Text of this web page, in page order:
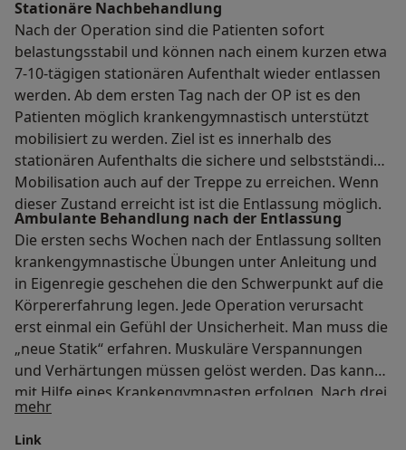
Stationäre Nachbehandlung
Nach der Operation sind die Patienten sofort
belastungsstabil und können nach einem kurzen etwa
7-10-tägigen stationären Aufenthalt wieder entlassen
werden. Ab dem ersten Tag nach der OP ist es den
Patienten möglich krankengymnastisch unterstützt
mobilisiert zu werden. Ziel ist es innerhalb des
stationären Aufenthalts die sichere und selbstständige
Mobilisation auch auf der Treppe zu erreichen. Wenn
dieser Zustand erreicht ist ist die Entlassung möglich.
Ambulante Behandlung nach der Entlassung
Die ersten sechs Wochen nach der Entlassung sollten
krankengymnastische Übungen unter Anleitung und
in Eigenregie geschehen die den Schwerpunkt auf die
Körpererfahrung legen. Jede Operation verursacht
erst einmal ein Gefühl der Unsicherheit. Man muss die
„neue Statik“ erfahren. Muskuläre Verspannungen
und Verhärtungen müssen gelöst werden. Das kann
mit Hilfe eines Krankengymnasten erfolgen. Nach drei
bis vier Wochen ist in der Regel die Teilnahme am
Schulunterricht wieder möglich. Detailliert wird das
mehrÜber uns
Link